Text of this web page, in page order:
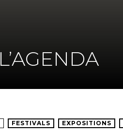
L’AGENDA
FESTIVALS EXPOSITIONS